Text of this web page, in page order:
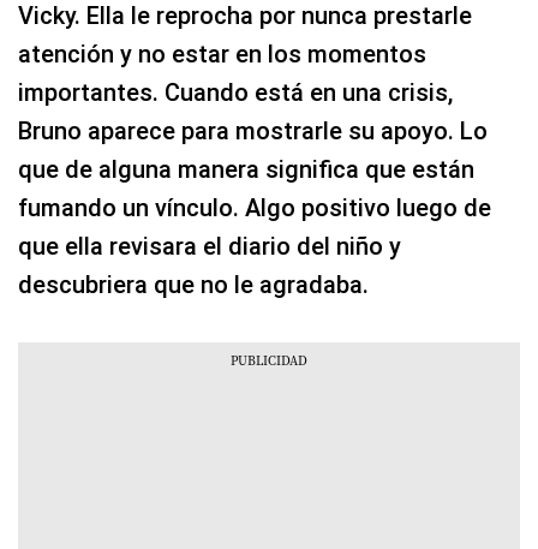
Vicky. Ella le reprocha por nunca prestarle
atención y no estar en los momentos
importantes. Cuando está en una crisis,
Bruno aparece para mostrarle su apoyo. Lo
que de alguna manera significa que están
fumando un vínculo. Algo positivo luego de
que ella revisara el diario del niño y
descubriera que no le agradaba.